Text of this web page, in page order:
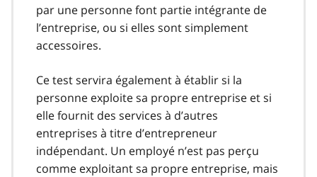
par une personne font partie intégrante de
l’entreprise, ou si elles sont simplement
accessoires.
Ce test servira également à établir si la
personne exploite sa propre entreprise et si
elle fournit des services à d’autres
entreprises à titre d’entrepreneur
indépendant. Un employé n’est pas perçu
comme exploitant sa propre entreprise, mais